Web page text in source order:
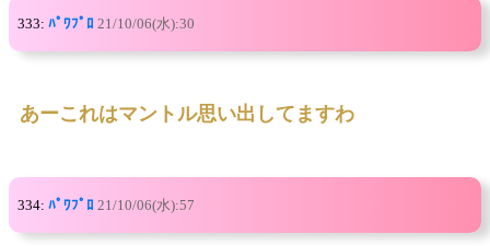
333: ﾊﾟﾜﾌﾟﾛ 21/10/06(水):30
あーこれはマントル思い出してますわ
334: ﾊﾟﾜﾌﾟﾛ 21/10/06(水):57